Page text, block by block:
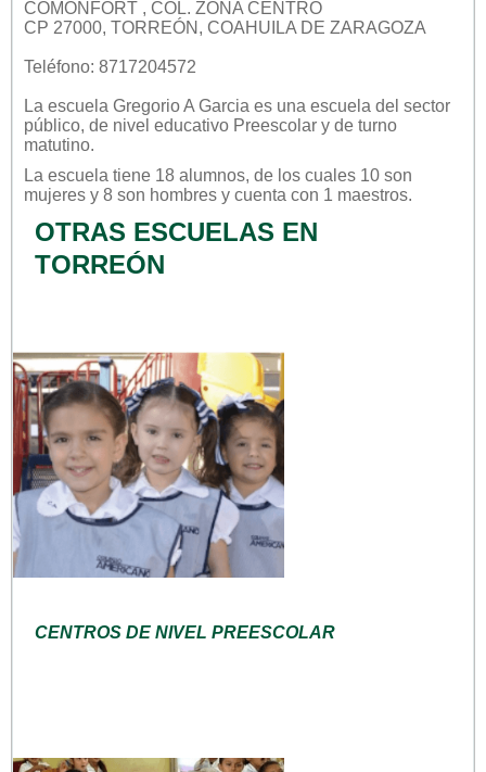
COMONFORT , COL. ZONA CENTRO
CP 27000, TORREÓN, COAHUILA DE ZARAGOZA
Teléfono: 8717204572
La escuela Gregorio A Garcia es una escuela del sector
público, de nivel educativo Preescolar y de turno
matutino.
La escuela tiene 18 alumnos, de los cuales 10 son
mujeres y 8 son hombres y cuenta con 1 maestros.
OTRAS ESCUELAS EN
TORREÓN
CENTROS DE NIVEL PREESCOLAR